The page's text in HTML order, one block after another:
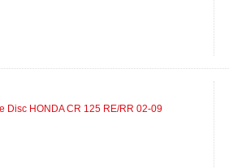
Disc HONDA CR 125 RE/RR 02-09